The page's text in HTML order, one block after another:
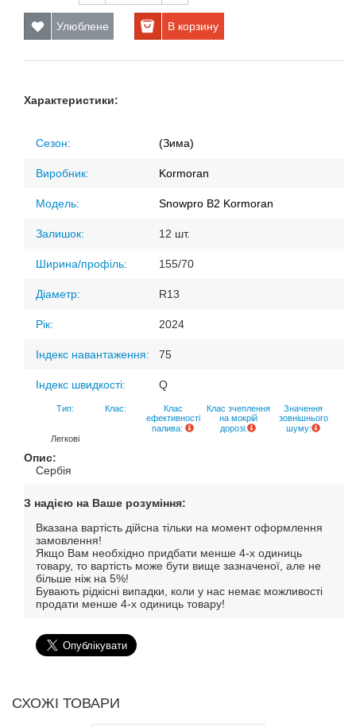
Улюблене В корзину
Характеристики:
Сезон: (Зима)
Виробник: Kormoran
Модель: Snowpro B2 Kormoran
Залишок: 12 шт.
Ширина/профіль: 155/70
Діаметр: R13
Рік: 2024
Індекс навантаження: 75
Індекс швидкості: Q
Тип:
Легкові
Клас:
Клас
ефективності
палива:
Клас зчеплення
на мокрій
дорозі:
Значення
зовнішнього
шуму:
Опис:
Сербія
З надією на Ваше розуміння:
Вказана вартість дійсна тільки на момент оформлення
замовлення!
Якщо Вам необхідно придбати менше 4-х одиниць
товару, то вартість може бути вище зазначеної, але не
більше ніж на 5%!
Бувають рідкісні випадки, коли у нас немає можливості
продати менше 4-х одиниць товару!
СХОЖІ ТОВАРИ